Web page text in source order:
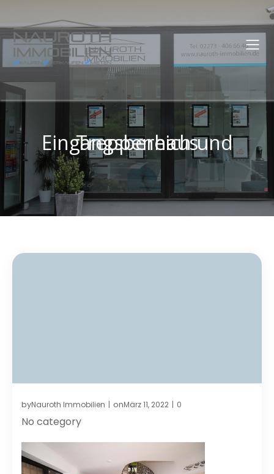
Eingangsbereich und Treppenhaus
byNauroth Immobilien | onMärz 11, 2022 | 0
No category